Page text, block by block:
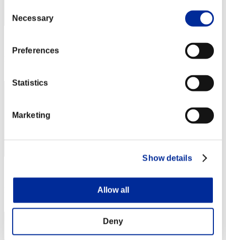
Selection
Necessary
Preferences
Statistics
Marketing
Show details
Allow all
Deny